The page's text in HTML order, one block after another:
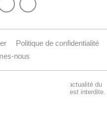
Politique de confidentialité
nous
site amateur dédié à l'actualité du
de ce site est interdite.